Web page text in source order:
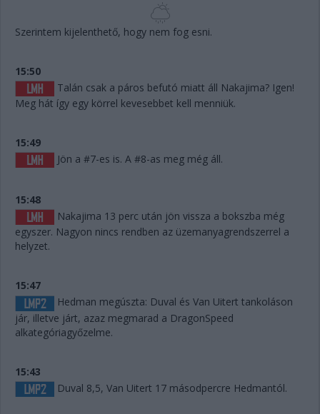
Szerintem kijelenthető, hogy nem fog esni.
15:50
Talán csak a páros befutó miatt áll Nakajima? Igen!
Meg hát így egy körrel kevesebbet kell menniük.
15:49
Jön a #7-es is. A #8-as meg még áll.
15:48
Nakajima 13 perc után jön vissza a bokszba még
egyszer. Nagyon nincs rendben az üzemanyagrendszerrel a
helyzet.
15:47
Hedman megúszta: Duval és Van Uitert tankoláson
jár, illetve járt, azaz megmarad a DragonSpeed
alkategóriagyőzelme.
15:43
Duval 8,5, Van Uitert 17 másodpercre Hedmantól.